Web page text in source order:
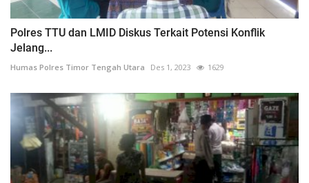
Polres TTU dan LMID Diskus Terkait Potensi Konflik
Jelang...
Humas Polres Timor Tengah Utara Des 1, 2023 1629